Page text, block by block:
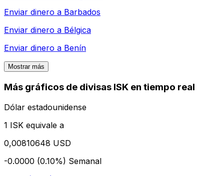
Enviar dinero a Barbados
Enviar dinero a Bélgica
Enviar dinero a Benín
Mostrar más
Más gráficos de divisas ISK en tiempo real
Dólar estadounidense
1 ISK equivale a
0,00810648 USD
-0.0000 (0.10%) Semanal